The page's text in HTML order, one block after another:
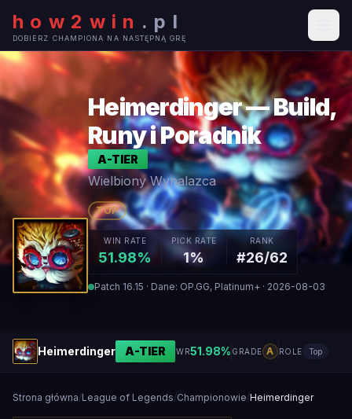
how2win . pl
DOBIERZ CHAMPIONA NA NASTĘPNĄ GRĘ
Heimerdinger — Build,
Runy i Poradnik
A-TIER
Wielbiony Wynalazca
TOP
WIN RATE
51.98%
PICK RATE
1%
RANK
#26/62
Patch 16.15 · Dane: OP.GG, Platinum+ · 2026-08-03
Heimerdinger A-TIER WR51.98% GRADE A ROLE Top
Strona główna/League of Legends/Championowie/Heimerdinger